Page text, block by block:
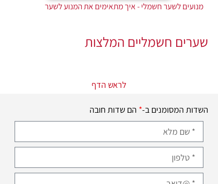
מנועים לשער חשמלי - איך מתאימים את המנוע לשער
שערים חשמליים המלצות
לראש הדף
השדות המסומנים ב-* הם שדות חובה